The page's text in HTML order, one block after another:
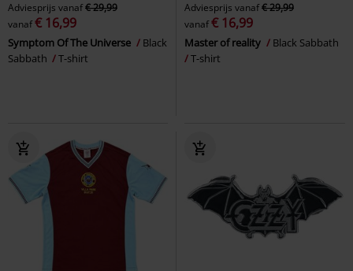
Adviesprijs vanaf€ 29,99
vanaf€ 16,99
Symptom Of The Universe
Black
Sabbath
T-shirt
Adviesprijs vanaf€ 29,99
vanaf€ 16,99
Master of reality
Black Sabbath
T-shirt